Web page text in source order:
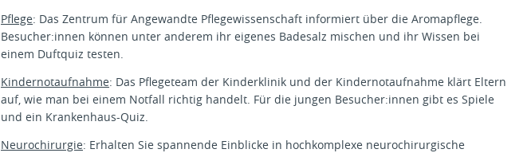
Pflege: Das Zentrum für Angewandte Pflegewissenschaft informiert über die Aromapflege.
Besucher:innen können unter anderem ihr eigenes Badesalz mischen und ihr Wissen bei
einem Duftquiz testen.
Kindernotaufnahme: Das Pflegeteam der Kinderklinik und der Kindernotaufnahme klärt Eltern
auf, wie man bei einem Notfall richtig handelt. Für die jungen Besucher:innen gibt es Spiele
und ein Krankenhaus-Quiz.
Neurochirurgie: Erhalten Sie spannende Einblicke in hochkomplexe neurochirurgische